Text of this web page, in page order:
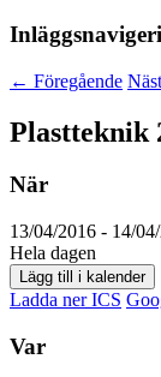
← Föregående
Plastteknik
När
13/04/2016 - 14/
Hela dagen
Lägg till i kalender
Ladda ner ICS
Var